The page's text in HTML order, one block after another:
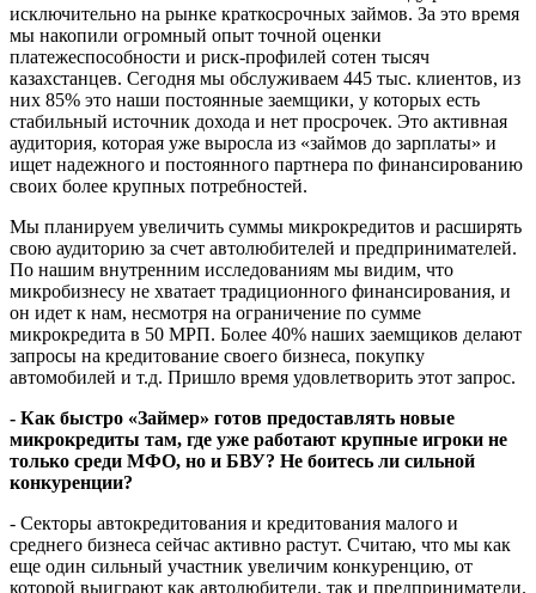
- В чем причина расширения бизнеса «Займера» и выход за
пределы «своего» сектора кредитования?
- Наша компания с момента основания в 2016 году работала
исключительно на рынке краткосрочных займов. За это время
мы накопили огромный опыт точной оценки
платежеспособности и риск-профилей сотен тысяч
казахстанцев. Сегодня мы обслуживаем 445 тыс. клиентов, из
них 85% это наши постоянные заемщики, у которых есть
аудитория, которая уже выросла из «займов до зарплаты» и
ищет надежного и постоянного партнера по финансированию
своих более крупных потребностей.
Мы планируем увеличить суммы микрокредитов и расширять
свою аудиторию за счет автолюбителей и предпринимателей.
По нашим внутренним исследованиям мы видим, что
микробизнесу не хватает традиционного финансирования, и
микрокредита в 50 МРП. Более 40% наших заемщиков делают
запросы на кредитование своего бизнеса, покупку
автомобилей и т.д. Пришло время удовлетворить этот запрос.
микрокредиты там, где уже работают крупные игроки не
только среди МФО, но и БВУ? Не боитесь ли сильной
конкуренции?